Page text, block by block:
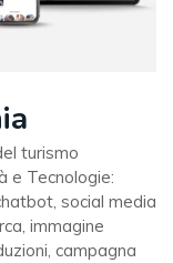
turismo
e Tecnologie:
social media
immagine
campagna